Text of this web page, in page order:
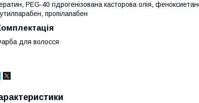
PEG-40 гідрогенізована касторова олія,
пропілапабен
для волосся